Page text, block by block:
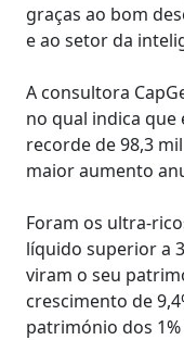
graças ao bom
e ao setor da
A consultora
no qual indica
recorde de 98,3
maior aumento
Foram os ultra-
líquido superior a
viram o seu
crescimento de
património dos